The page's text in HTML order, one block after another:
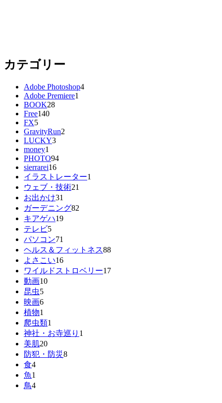
カテゴリー
Adobe Photoshop4
Adobe Premiere1
BOOK28
Free140
FX5
GravityRun2
LUCKY3
money1
PHOTO94
sierrarei16
イラストレーター1
ウェブ・技術21
お出かけ31
ガーデニング82
キアゲハ19
テレビ5
パソコン71
ヘルス＆フィットネス88
よさこい16
ワイルドストロベリー17
動画10
昆虫5
映画6
植物1
爬虫類1
神社・お寺巡り 1
美肌20
防犯・防災8
食4
魚1
鳥4